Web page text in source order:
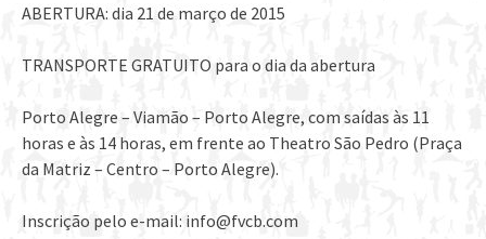
ABERTURA: dia 21 de março de 2015
TRANSPORTE GRATUITO para o dia da abertura
Porto Alegre – Viamão – Porto Alegre, com saídas às 11
horas e às 14 horas, em frente ao Theatro São Pedro (Praça
da Matriz – Centro – Porto Alegre).
Inscrição pelo e-mail: info@fvcb.com